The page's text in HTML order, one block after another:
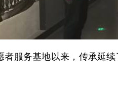
务基地以来，传承延续